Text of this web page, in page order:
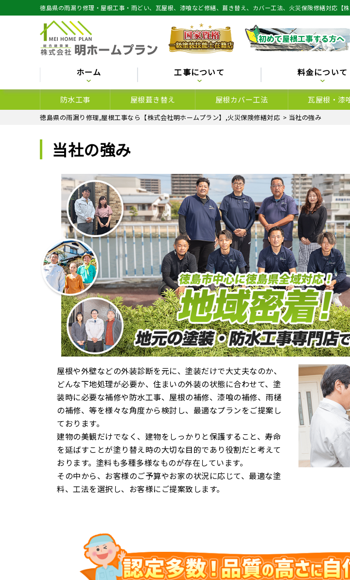
徳島県の雨漏り修理・屋根工事・雨どい、瓦屋根、漆喰など修繕、葺き替え、カバー工法、火災保険修繕対応【株
ホーム 工事について 料金について
防水工事 屋根葺き替え 屋根カバー工法 瓦屋根・漆
徳島県の雨漏り修理,屋根工事なら【株式会社明ホームプラン】,火災保険修繕対応 > 当社の強み
当社の強み
屋根や外壁などの外装診断を元に、塗装だけで大丈夫なのか、
どんな下地処理が必要か、住まいの外装の状態に合わせて、塗
装時に必要な補修や防水工事、屋根の補修、漆喰の補修、雨樋
の補修、等を様々な角度から検討し、最適なプランをご提案し
ております。
建物の美観だけでなく、建物をしっかりと保護すること、寿命
を延ばすことが塗り替え時の大切な目的であり役割だと考えて
おります。塗料も多種多様なものが存在しています。
その中から、お客様のご予算やお家の状況に応じて、最適な塗
料、工法を選択し、お客様にご提案致します。